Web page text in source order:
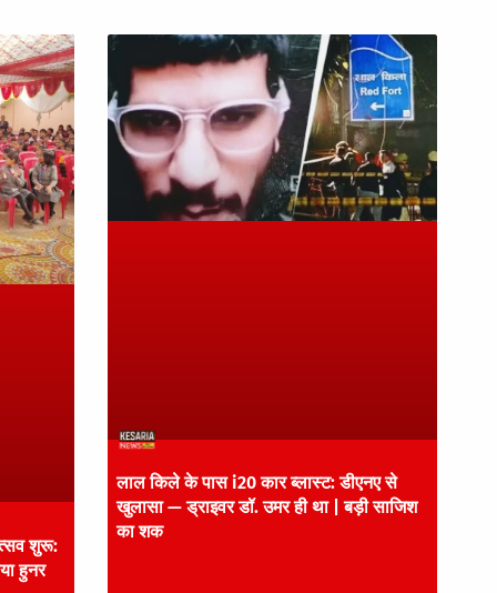
शुरू:
हुनर
लाल किले के पास i20 कार ब्लास्ट: डीएनए से
खुलासा — ड्राइवर डॉ. उमर ही था | बड़ी साजिश
का शक